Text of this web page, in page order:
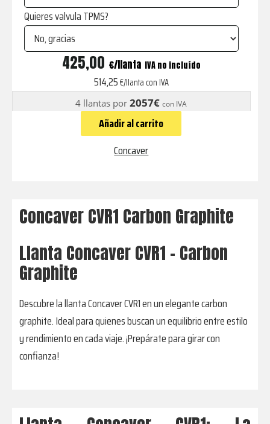
Quieres valvula TPMS?
Graphite
cantidad
425,00 € IVA no incluído
514,25€/llanta con IVA
4 llantas por2057€ con IVA
Añadir al carrito
Concaver
Concaver CVR1 Carbon Graphite
Llanta Concaver CVR1 - Carbon
Graphite
Descubre la llanta Concaver CVR1 en un elegante carbon
graphite. Ideal para quienes buscan un equilibrio entre estilo
y rendimiento en cada viaje. ¡Prepárate para girar con
confianza!